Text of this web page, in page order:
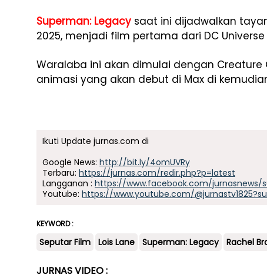
Superman: Legacy saat ini dijadwalkan
2025, menjadi film pertama dari DC
Waralaba ini akan dimulai dengan
animasi yang akan debut di Max di
Ikuti Update jurnas.com di
Google News: http://bit.ly/4omUVRy
Terbaru: https://jurnas.com/redir.php?p=latest
Langganan : https://www.facebook.com/jurnasnews/
Youtube: https://www.youtube.com/
KEYWORD :
Seputar Film Lois Lane Superman: Legacy Rachel
JURNAS VIDEO :